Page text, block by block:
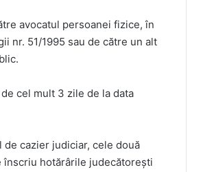
avocatul persoanei fizice, în
nr. 51/1995 sau de către un alt
cel mult 3 zile de la data
cazier judiciar, cele două
hotărârile judecătorești